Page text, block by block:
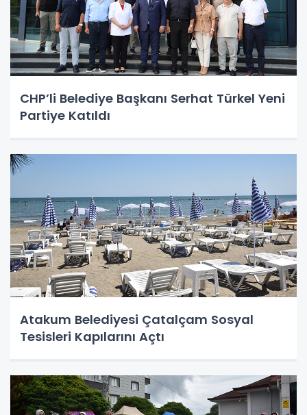
CHP’li Belediye Başkanı Serhat Türkel Yeni
Partiye Katıldı
Atakum Belediyesi Çatalçam Sosyal
Tesisleri Kapılarını Açtı